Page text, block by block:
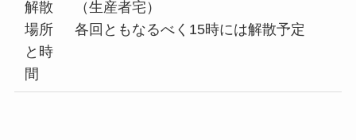
解散
場所
と時
間
（生産者宅）
各回ともなるべく15時には解散予定